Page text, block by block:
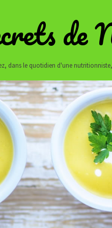
de
dans le quotidien d'une